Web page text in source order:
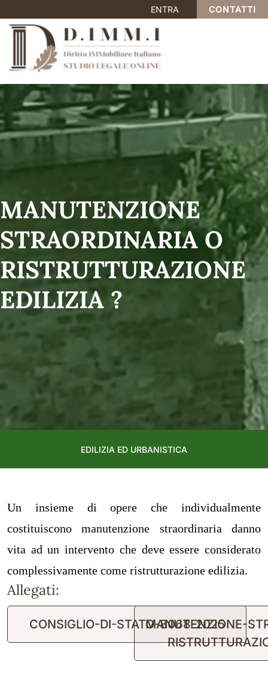
ENTRA CONTATTI
MANUTENZIONE
STRAORDINARIA O
RISTRUTTURAZIONE
EDILIZIA ?
EDILIZIA ED URBANISTICA
Un insieme di opere che individualmente
costituiscono manutenzione straordinaria danno
vita ad un intervento che deve essere considerato
complessivamente come ristrutturazione edilizia.
Allegati:
CONSIGLIO-DI-STATO-8068-2025
MANUTENZIONE-